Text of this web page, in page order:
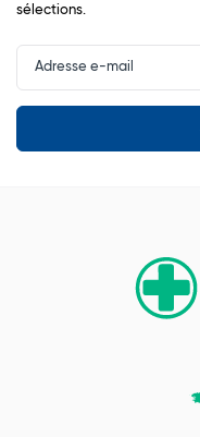
sélections.
Input
Newsletter